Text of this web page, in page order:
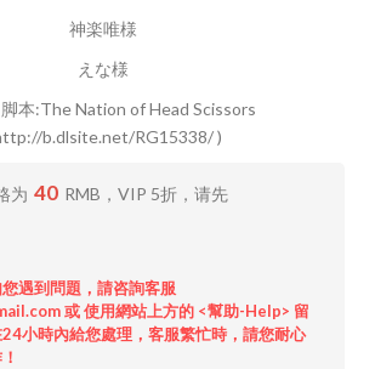
神楽唯様
えな様
本:The Nation of Head Scissors
b.dlsite.net/RG15338/ )
为 40 RMB，VIP 5折，请先
您遇到問題，請咨詢客服
或 使用網站上方的 <幫助-Help> 留
小時內給您處理，客服繁忙時，請您耐心